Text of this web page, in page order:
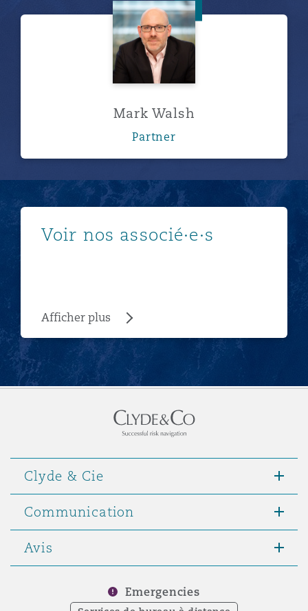
Mark Walsh
Mark Walsh
Partner
Voir nos associé·e·s
Afficher plus
Clyde & Cie
Communication
Avis
Emergencies